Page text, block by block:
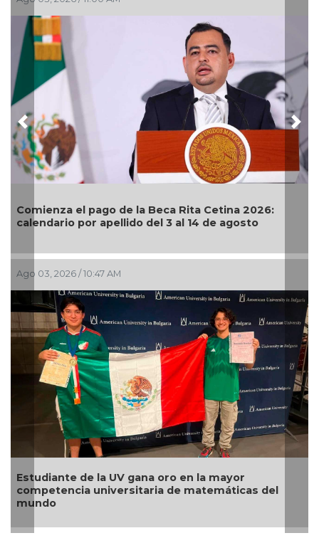
Cetina 2026:
de agosto
la mayor
del
Sube cifra de aceptados a
pese a prueba en línea más
Estudiante de Coahuila obtiene
en competencia internacional de
Previous